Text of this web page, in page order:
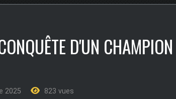
D'UN CHAMPION
2025 823 vues